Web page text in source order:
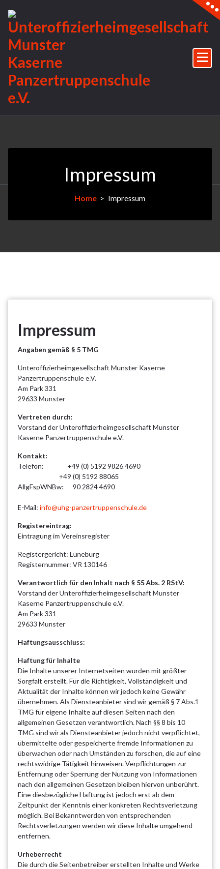
Impressum
Home> Impressum
Impressum
Angaben gemäß § 5 TMG
Unteroffizierheimgesellschaft Munster Kaserne
Panzertruppenschule e.V.
Am Park 331
29633 Munster
Vertreten durch:
Vorstand der Unteroffizierheimgesellschaft Munster
Kaserne Panzertruppenschule e.V.
Kontakt:
Telefon: +49 (0) 5192 9826 4690
+49 (0) 5192 88065
AllgFspWNBw: 90 2824 4690
E-Mail: info@uhg-panzertruppenschule.de
Registereintrag:
Eintragung im Vereinsregister
Registergericht: Lüneburg
Registernummer: VR 130146
Verantwortlich für den Inhalt nach § 55 Abs. 2 RStV:
Vorstand der Unteroffizierheimgesellschaft Munster
Kaserne Panzertruppenschule e.V.
Am Park 331
29633 Munster
Haftungsausschluss:
Haftung für Inhalte
Die Inhalte unserer Internetseiten wurden mit größter
Sorgfalt erstellt. Für die Richtigkeit, Vollständigkeit und
Aktualität der Inhalte können wir jedoch keine Gewähr
übernehmen. Als Diensteanbieter sind wir gemäß § 7 Abs.1
TMG für eigene Inhalte auf diesen Seiten nach den
allgemeinen Gesetzen verantwortlich. Nach §§ 8 bis 10
TMG sind wir als Diensteanbieter jedoch nicht verpflichtet,
übermittelte oder gespeicherte fremde Informationen zu
überwachen oder nach Umständen zu forschen, die auf eine
rechtswidrige Tätigkeit hinweisen. Verpflichtungen zur
Entfernung oder Sperrung der Nutzung von Informationen
nach den allgemeinen Gesetzen bleiben hiervon unberührt.
Eine diesbezügliche Haftung ist jedoch erst ab dem
Zeitpunkt der Kenntnis einer konkreten Rechtsverletzung
möglich. Bei Bekanntwerden von entsprechenden
Rechtsverletzungen werden wir diese Inhalte umgehend
entfernen.
Urheberrecht
Die durch die Seitenbetreiber erstellten Inhalte und Werke